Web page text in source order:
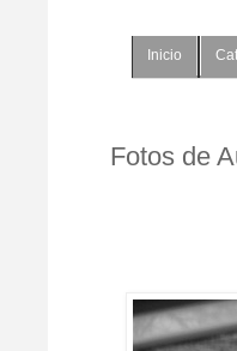
Inicio
Fotos de